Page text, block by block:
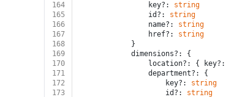
164
				key?:
string
165
				id?:
string
166
				name?:
string
167
				href?:
string
168
			}
169
			dimensions?: {
170
				location?: { key?:
171
				department?: {
172
					key?:
string
173
					id?:
string